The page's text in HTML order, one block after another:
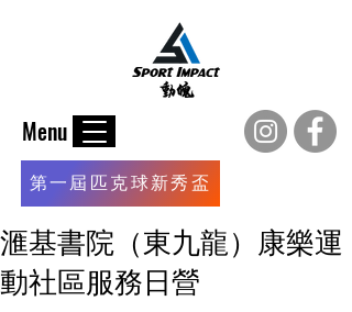
Menu
第一屆匹克球新秀盃
滙基書院（東九龍）康樂運
動社區服務日營